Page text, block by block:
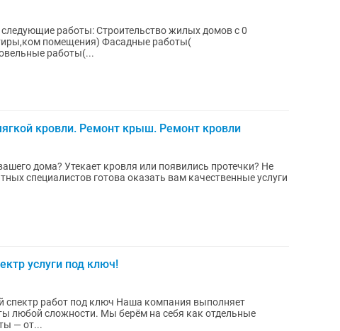
помещения) Фасадные работы(
работы(...
кровли. Ремонт крыш. Ремонт кровли
дома? Утекает кровля или появились протечки? Не
специалистов готова оказать вам качественные услуги
услуги под ключ!
ключ Наша компания выполняет
любой сложности. Мы берём на себя как отдельные
— от...